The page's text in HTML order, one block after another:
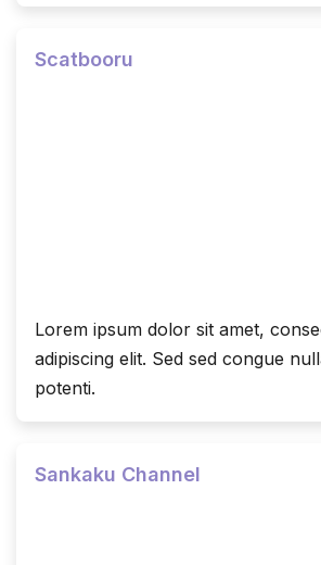
Scatbooru
Lorem ipsum dolor sit amet,
adipiscing elit. Sed sed congue
potenti.
Sankaku Channel